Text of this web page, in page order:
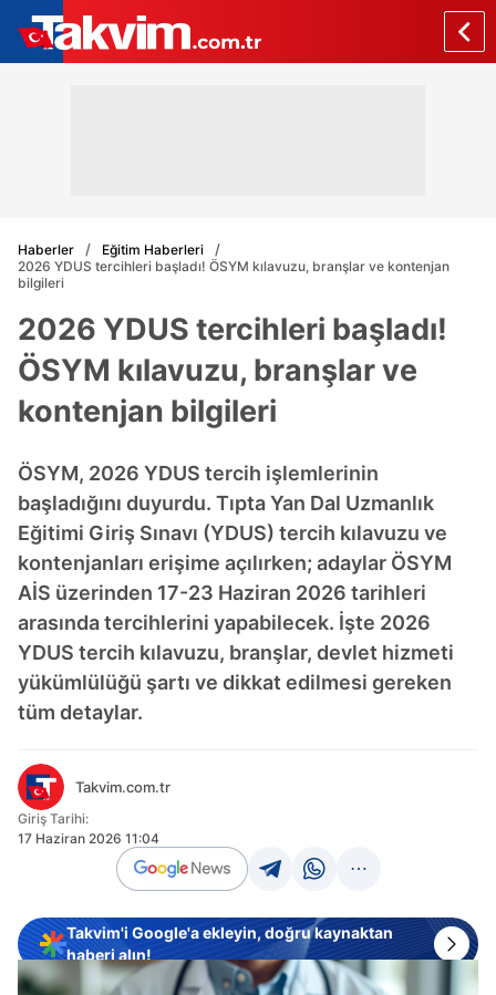
Haberler
Eğitim Haberleri
2026 YDUS tercihleri başladı! ÖSYM kılavuzu, branşlar ve kontenjan
bilgileri
2026 YDUS tercihleri başladı!
ÖSYM kılavuzu, branşlar ve
kontenjan bilgileri
ÖSYM, 2026 YDUS tercih işlemlerinin
başladığını duyurdu. Tıpta Yan Dal Uzmanlık
Eğitimi Giriş Sınavı (YDUS) tercih kılavuzu ve
kontenjanları erişime açılırken; adaylar ÖSYM
AİS üzerinden 17-23 Haziran 2026 tarihleri
arasında tercihlerini yapabilecek. İşte 2026
YDUS tercih kılavuzu, branşlar, devlet hizmeti
yükümlülüğü şartı ve dikkat edilmesi gereken
tüm detaylar.
Takvim.com.tr
Giriş Tarihi:
17 Haziran 2026 11:04
Takvim'i Google'a ekleyin, doğru kaynaktan
haberi alın!